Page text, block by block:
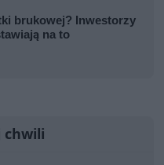
brukowej? Inwestorzy
na to
chwili